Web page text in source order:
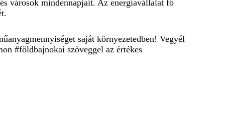
városok mindennapjait. Az energiavállalat fő
saját környezetedben! Vegyél
#földbajnokai szöveggel az értékes